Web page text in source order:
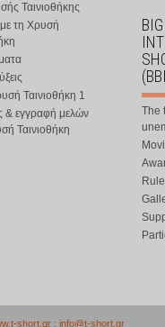
Ταινιοθήκης
με τη Χρυσή
Ταινιοθήκη 1
& εγγραφή μελών
Ταινιοθήκη
The
short.gr : info@t-short.gr